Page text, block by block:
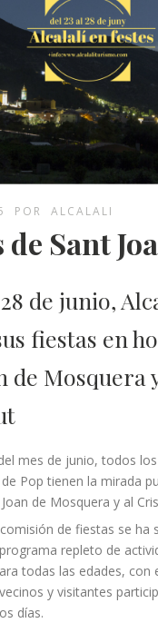
POR ALCALALI
de Sant
de junio,
fiestas en
de Mosquera
mes de junio, todos
de Pop tienen la mirada
de Mosquera y al
de fiestas se ha
repleto de
todas las edades, con
y visitantes
días.